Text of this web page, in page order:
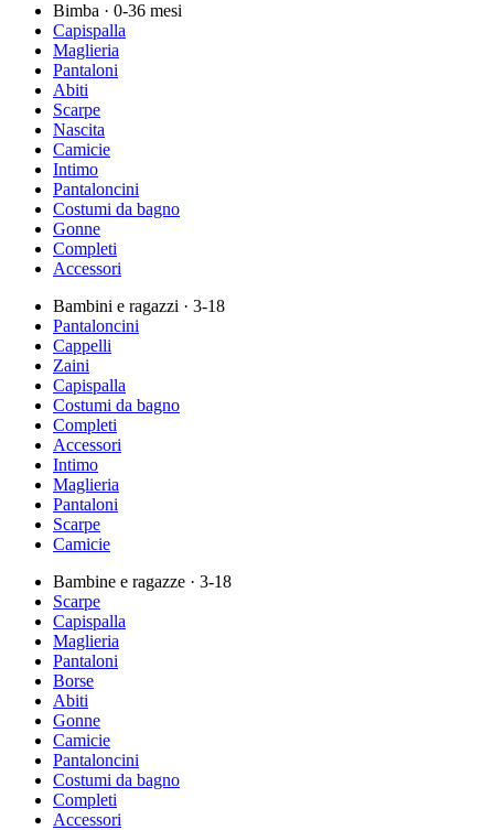
Bimba · 0-36 mesi
Capispalla
Maglieria
Pantaloni
Abiti
Scarpe
Nascita
Camicie
Intimo
Pantaloncini
Costumi da bagno
Gonne
Completi
Accessori
Bambini e ragazzi · 3-18
Pantaloncini
Cappelli
Zaini
Capispalla
Costumi da bagno
Completi
Accessori
Intimo
Maglieria
Pantaloni
Scarpe
Camicie
Bambine e ragazze · 3-18
Scarpe
Capispalla
Maglieria
Pantaloni
Borse
Abiti
Gonne
Camicie
Pantaloncini
Costumi da bagno
Completi
Accessori